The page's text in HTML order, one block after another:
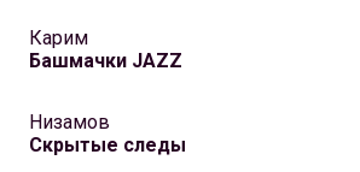
Карим
Башмачки JAZZ
Низамов
Скрытые следы